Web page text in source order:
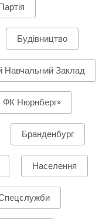
Будівництво
Навчальний Заклад
ФК Нюрнберг»
Бранденбург
Населення